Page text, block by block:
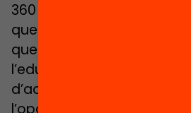
360 (https://
que proposem a totes
que treballeu de manera
l’educació que us sumeu
d’aconseguir que cada
l’oportunitat de construir